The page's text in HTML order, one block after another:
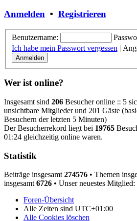
Anmelden • Registrieren
Benutzername:
Ich habe mein Passwort vergessen |
Wer ist online?
Insgesamt sind 206 Besucher online :: 5
unsichtbare Mitglieder und 201 Gäste
Besuchern der letzten 5 Minuten)
Der Besucherrekord liegt bei 19765
01:24 gleichzeitig online waren.
Statistik
Beiträge insgesamt 274576 • Themen
insgesamt 6726 • Unser neuestes Mitglied:
Foren-Übersicht
Alle Zeiten sind UTC+01:00
Alle Cookies löschen